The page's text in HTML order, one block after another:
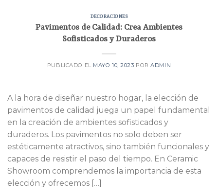
DECORACIONES
Pavimentos de Calidad: Crea Ambientes
Sofisticados y Duraderos
PUBLICADO EL MAYO 10, 2023 PORADMIN
A la hora de diseñar nuestro hogar, la elección de
pavimentos de calidad juega un papel fundamental
en la creación de ambientes sofisticados y
duraderos. Los pavimentos no solo deben ser
estéticamente atractivos, sino también funcionales y
capaces de resistir el paso del tiempo. En Ceramic
Showroom comprendemos la importancia de esta
elección y ofrecemos […]